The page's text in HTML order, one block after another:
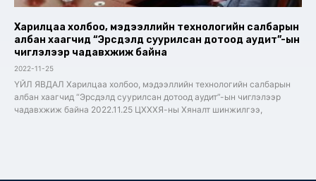
Харилцаа холбоо, мэдээллийн технологийн салбарын
албан хаагчид “Эрсдэлд суурилсан дотоод аудит”-ын
чиглэлээр чадавхжиж байна
2022-11-25
ҮЙЛ ЯВДАЛ Харилцаа холбоо, мэдээллийн технологийн салбарын
албан хаагчид “Эрсдэлд суурилсан дотоод аудит”-ын чиглэлээр
чадавхжиж байна 2022.11.25 ЦХХХЯ-ны Хяналт шинжилгээ,